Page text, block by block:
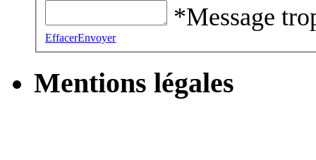
*Message
EffacerEnvoyer
Mentions légales